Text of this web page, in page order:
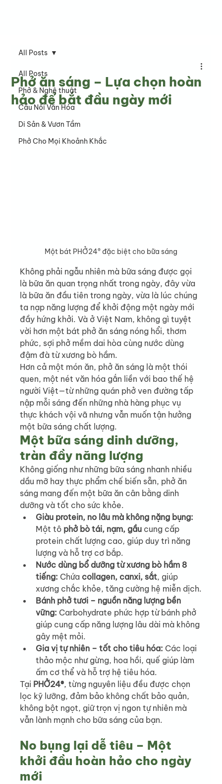
All Posts
Phở & Nghệ thuật
Cầu Nối Văn Hóa
Di Sản & Vươn Tầm
Phở Cho Mọi Khoảnh Khắc
All Posts
Phở ăn sáng – Lựa chọn hoàn
hảo để bắt đầu ngày mới
Một bát PHỞ24® đặc biệt cho bữa sáng
Không phải ngẫu nhiên mà bữa sáng được gọi
là bữa ăn quan trọng nhất trong ngày, đây vừa
là bữa ăn đầu tiên trong ngày, vừa là lúc chúng
ta nạp năng lượng để khởi động một ngày mới
đầy hứng khởi. Và ở Việt Nam, không gì tuyệt
vời hơn một bát phở ăn sáng nóng hổi, thơm
phức, sợi phở mềm dai hòa cùng nước dùng
đậm đà từ xương bò hầm.
Hơn cả một món ăn, phở ăn sáng là một thói
quen, một nét văn hóa gắn liền với bao thế hệ
người Việt—từ những quán phở ven đường tấp
nập mỗi sáng đến những nhà hàng phục vụ
thực khách vội vã nhưng vẫn muốn tận hưởng
một bữa sáng chất lượng.
Một bữa sáng dinh dưỡng,
tràn đầy năng lượng
Không giống như những bữa sáng nhanh nhiều
dầu mỡ hay thực phẩm chế biến sẵn, phở ăn
sáng mang đến một bữa ăn cân bằng dinh
dưỡng và tốt cho sức khỏe.
Giàu protein, no lâu mà không nặng bụng:
Một tô phở bò tái, nạm, gầu cung cấp
protein chất lượng cao, giúp duy trì năng
lượng và hỗ trợ cơ bắp.
Nước dùng bổ dưỡng từ xương bò hầm 8
tiếng: Chứa collagen, canxi, sắt, giúp
xương chắc khỏe, tăng cường hệ miễn dịch.
Bánh phở tươi – nguồn năng lượng bền
vững: Carbohydrate phức hợp từ bánh phở
giúp cung cấp năng lượng lâu dài mà không
gây mệt mỏi.
Gia vị tự nhiên – tốt cho tiêu hóa: Các loại
thảo mộc như gừng, hoa hồi, quế giúp làm
ấm cơ thể và hỗ trợ hệ tiêu hóa.
Tại PHỞ24®, từng nguyên liệu đều được chọn
lọc kỹ lưỡng, đảm bảo không chất bảo quản,
không bột ngọt, giữ trọn vị ngon tự nhiên mà
vẫn lành mạnh cho bữa sáng của bạn.
No bụng lại dễ tiêu – Một
khởi đầu hoàn hảo cho ngày
mới